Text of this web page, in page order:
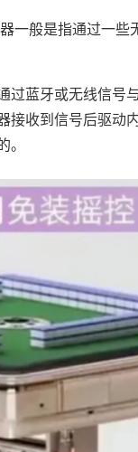
一般是指通过一些
过蓝牙或无线信号
接收到信号后驱动